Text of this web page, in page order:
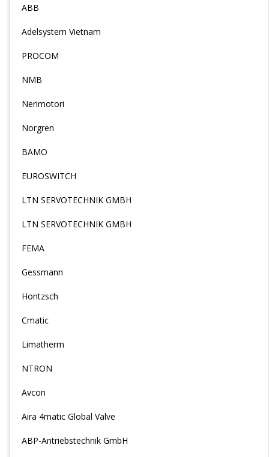
ABB
Adelsystem Vietnam
PROCOM
NMB
Nerimotori
Norgren
BAMO
EUROSWITCH
LTN SERVOTECHNIK GMBH
LTN SERVOTECHNIK GMBH
FEMA
Gessmann
Hontzsch
Cmatic
Limatherm
NTRON
Avcon
Aira 4matic Global Valve
ABP-Antriebstechnik GmbH